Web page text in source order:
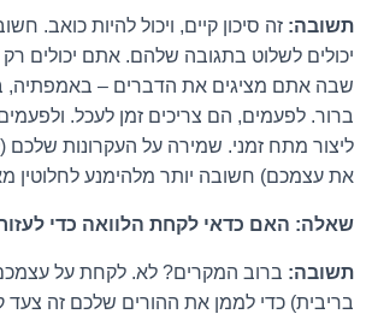
תשובה: זה סיכון קיים, ויכול להיות כואב.
יכולים לשלוט בתגובה שלהם. אתם יכולים
שבה אתם מציגים את הדברים – באמפתיה,
ברור. לפעמים, הם צריכים זמן לעכל.
ליצור מתח זמני. שמירה על העקרונות
את עצמכם) חשובה יותר מלהימנע לחלוטין
שאלה: האם כדאי לקחת הלוואה כדי
תשובה: ברוב המקרים? לא. לקחת על
בריבית) כדי לממן את ההורים שלכם זה צעד